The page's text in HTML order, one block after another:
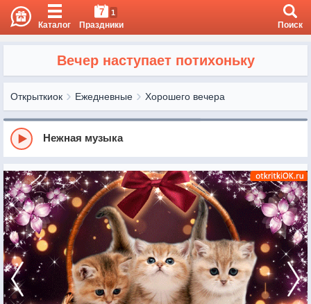
Каталог
7 1
Праздники Поиск
Вечер наступает потихоньку
Открыткиок Ежедневные Хорошего вечера
Нежная музыка